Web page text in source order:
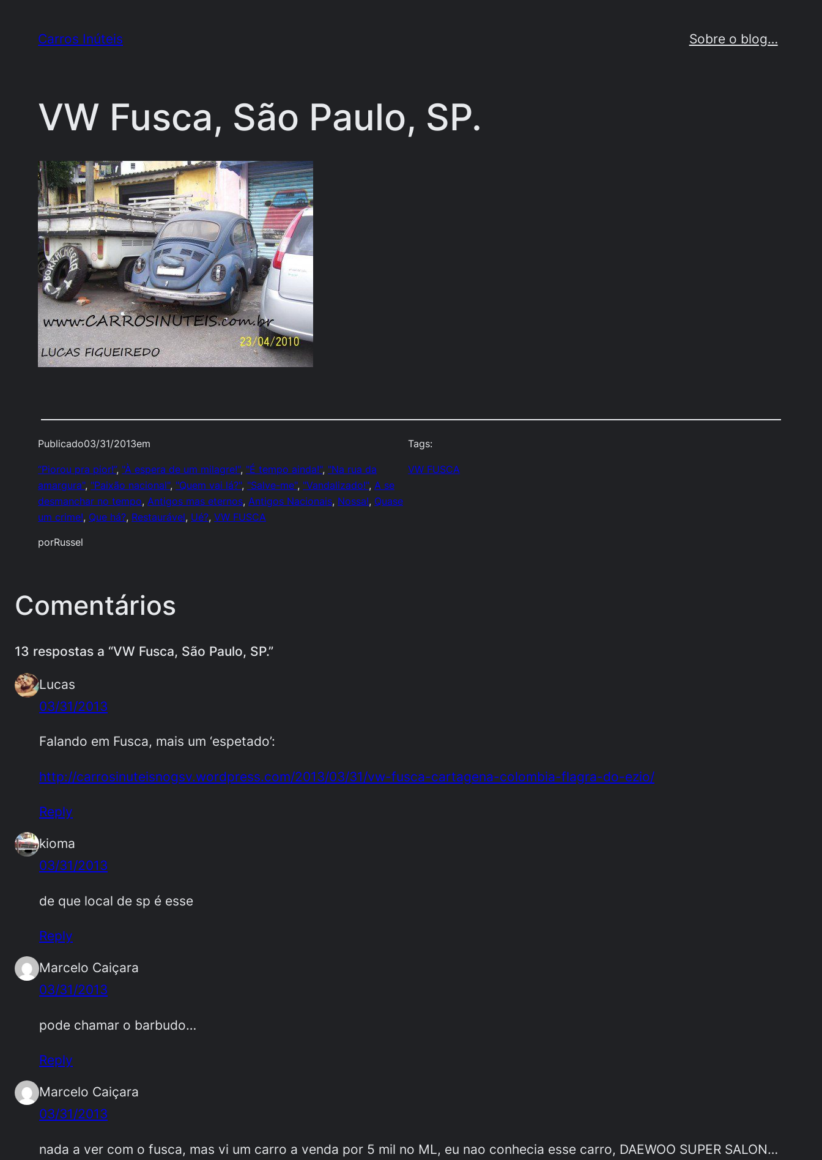
Carros Inúteis Sobre o blog…
VW Fusca, São Paulo, SP.
Publicado03/31/2013em
“Piorou pra pior!”, "À espera de um milagre!", "É tempo ainda!", "Na rua da
amargura", "Paixão nacional", "Quem vai lá?", "Salve-me", "Vandalizado!", A se
desmanchar no tempo, Antigos mas eternos, Antigos Nacionais, Nossa!, Quase
um crime!, Que há?, Restaurável, Ué?, VW FUSCA
porRussel
Tags:
VW FUSCA
Comentários
13 respostas a “VW Fusca, São Paulo, SP.”
Lucas
03/31/2013
Falando em Fusca, mais um ‘espetado’:
http://carrosinuteisnogsv.wordpress.com/2013/03/31/vw-fusca-cartagena-colombia-flagra-do-ezio/
Reply
kioma
03/31/2013
de que local de sp é esse
Reply
Marcelo Caiçara
03/31/2013
pode chamar o barbudo…
Reply
Marcelo Caiçara
03/31/2013
nada a ver com o fusca, mas vi um carro a venda por 5 mil no ML, eu nao conhecia esse carro, DAEWOO SUPER SALON…